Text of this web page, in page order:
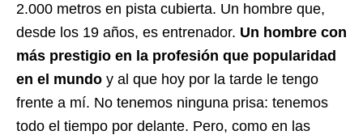
2.000 metros en pista cubierta. Un hombre que,
desde los 19 años, es entrenador. Un hombre con
más prestigio en la profesión que popularidad
en el mundo y al que hoy por la tarde le tengo
frente a mí. No tenemos ninguna prisa: tenemos
todo el tiempo por delante. Pero, como en las